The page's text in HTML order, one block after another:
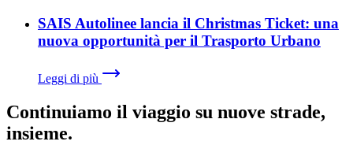
SAIS Autolinee lancia il Christmas Ticket: una
nuova opportunità per il Trasporto Urbano
Leggi di più
Continuiamo il viaggio su nuove strade,
insieme.